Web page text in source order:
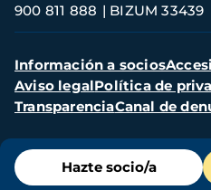
Menú
de
Hazte socio/a
900 811 888
BIZUM 33439
Menú
secundario
Información a socios
Aviso legalPolítica de
TransparenciaCanal de